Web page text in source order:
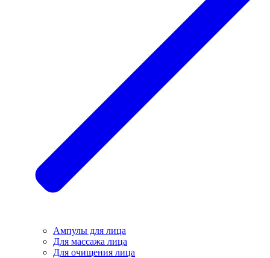
Ампулы для лица
Для массажа лица
Для очищения лица